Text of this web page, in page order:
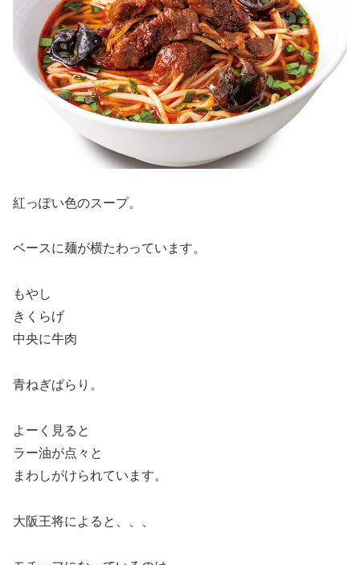
紅っぽい色のスープ。
ベースに麺が横たわっています。
もやし
きくらげ
中央に牛肉
青ねぎぱらり。
よーく見ると
ラー油が点々と
まわしがけられています。
大阪王将によると、、、